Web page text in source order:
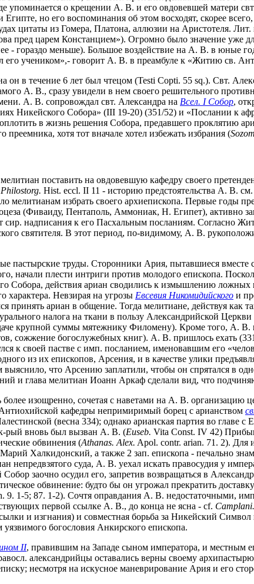
упоминается о крещении А. В. и его овдовевшей матери
но его воспоминания об этом восходят, скорее
цитаты из Гомера, Платона, аллюзии на Аристотеля.
пред царем Констанцием»). Огромно было значение уже
- гораздо меньше). Большое воздействие на А. В. в юные
его учеником»,- говорит А. В. в преамбуле к «Житию св.
в течение 6 лет был чтецом (Testi Copti. 55 sq.). Свт.
А. В., сразу увидели в нем своего решительного
А. В. сопровождал свт. Александра на Всел. I Собор,
Никейского Собора» (III 19-20) (351/52) и «Послании к
в жизнь решения Собора, предавшего проклятию
хотя тот вначале хотел избежать избрания (
поставить на овдовевшую кафедру своего
Philostorg. Hist. eccl. II 11 - историю предстоятельства А. В. см.
избрать своего архиепископа. Первые годы
(Фиваиду, Пентаполь, Аммониак, Н. Египет), активно
сир. надписания к его Пасхальным посланиям. Согласно
святителя. В этот период, по-видимому, А. В.
пастырские труды. Сторонники Ария, пытавшиеся
начали плести интриги против молодого епископа.
Собора, действия ариан сводились к измышлению
характера. Невзирая на угрозы Евсевия Никомидийского и
принять ариан в общение. Тогда мелитиане, действуя как
налога на ткани в пользу Александрийской Церкви
крупной суммы мятежнику Филомену). Кроме того, А. В.
сожжение богослужебных книг). А. В. пришлось ехать
к своей пастве с имп. посланием, именовавшим его
из их епископов, Арсения, и в качестве улики
выяснило, что Арсению заплатили, чтобы он спрятался в
и глава мелитиан Иоанн Аркаф сделали вид, что
изощренно, сочетая с наветами на А. В. организацию
кафедры непримиримый борец с арианством
(весна 334); однако арианская партия во главе
рый вновь был вызван А. В. (Euseb. Vita Const. IV 42)
обвинения (Athanas. Alex. Apol. contr. arian. 71. 2). Для
Халкидонский, а также 2 зап. епископа - печально
непредвзятого суда, А. В. уехал искать правосудия у
заочно осудил его, запретив возвращаться в
обвинение: будто бы он угрожал прекратить
9. 1-5; 87. 1-2). Сочтя оправдания А. В. недостаточными,
первой ссылке А. В., до конца не ясна - cf. Camplani.
и изгнания) и совместная борьба за Никейский
богословия Анкирского епископа.
II, правившим на Западе сыном императора, и местным
александрийцы оставались верны своему
несмотря на искусное маневрирование Ария и его